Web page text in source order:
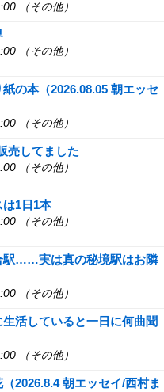
（その他）
（その他）
の本（2026.08.05 朝エッセ
（その他）
売してました
（その他）
1日1本
（その他）
駅……実は真の秘境駅はお隣
（その他）
生活していると一日に何曲聞
（その他）
2026.8.4 朝エッセイ/西村ま